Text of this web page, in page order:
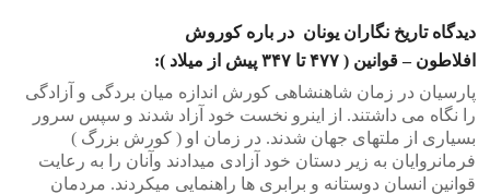
دیدگاه تاریخ نگاران یونان در باره کوروش
افلاطون – قوانین ( ۴۷۷ تا ۳۴۷ پیش از میلاد ):
پارسیان در زمان شاهنشاهی کورش اندازه میان بردگی و آزادگی
را نگاه می داشتند. از اینرو نخست خود آزاد شدند و سپس سرور
بسیاری از ملتهای جهان شدند. در زمان او ( کورش بزرگ )
فرمانروایان به زیر دستان خود آزادی میدادند وآنان را به رعایت
قوانین انسان دوستانه و برابری ها راهنمایی میکردند. مردمان